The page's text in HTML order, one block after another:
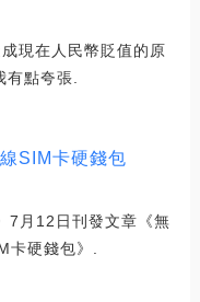
現在人民幣貶值的原
點夸張.
SIM卡硬錢包
7月12日刊發文章《無
硬錢包》.